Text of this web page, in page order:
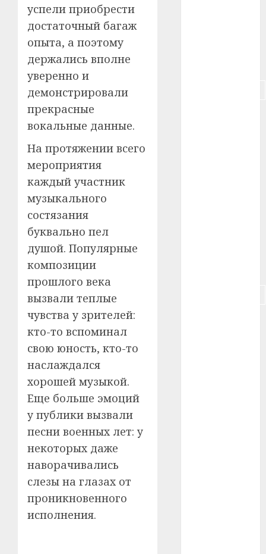
успели приобрести
достаточный багаж
опыта, а поэтому
держались вполне
уверенно и
демонстрировали
прекрасные
вокальные данные.
На протяжении всего
мероприятия
каждый участник
музыкального
состязания
буквально пел
душой. Популярные
композиции
прошлого века
вызвали теплые
чувства у зрителей:
кто-то вспоминал
свою юность, кто-то
наслаждался
хорошей музыкой.
Еще больше эмоций
у публики вызвали
песни военных лет: у
некоторых даже
наворачивались
слезы на глазах от
проникновенного
исполнения.